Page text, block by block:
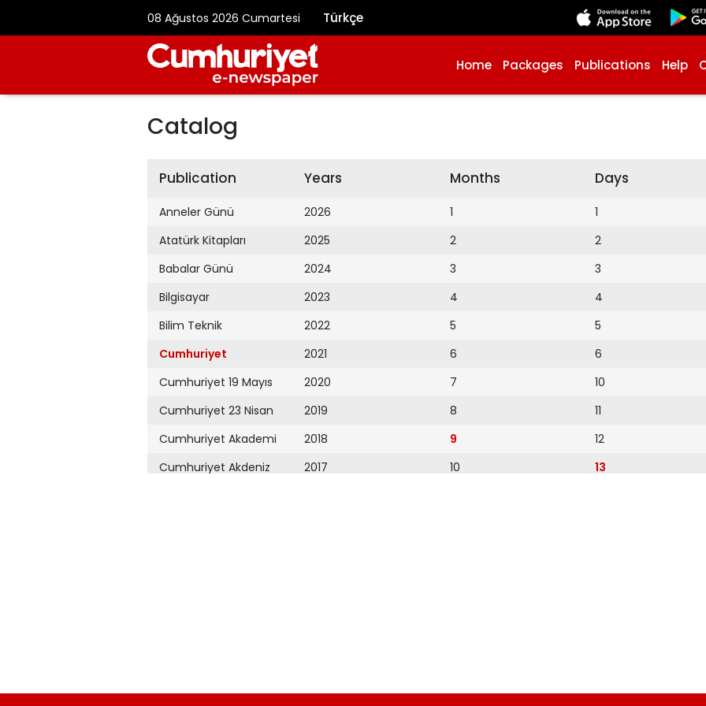
08 Ağustos 2026 Cumartesi Türkçe
Home Packages Publications Help
Catalog
Publication
Anneler Günü
Atatürk Kitapları
Babalar Günü
Bilgisayar
Bilim Teknik
Cumhuriyet
Cumhuriyet 19 Mayıs
Cumhuriyet 23 Nisan
Cumhuriyet Akademi
Cumhuriyet Akdeniz
Cumhuriyet Çevre
Years
2026
2025
2024
2023
2022
2021
2020
2019
2018
2017
2009
Months
1
2
3
4
5
6
7
8
9
10
Days
1
2
3
4
5
6
10
11
12
13
21